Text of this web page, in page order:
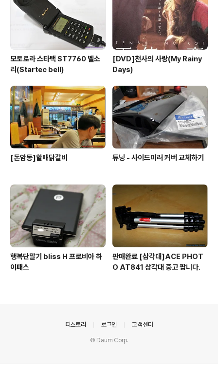
모토로라 스타택 ST7760 벨소
리(Startec bell)
[DVD]천사의 사랑(My Rainy
Days)
[돈암동]할매닭갈비 튜닝 - 사이드미러 커버 교체하기
행복단말기 bliss H 프로비아 하
이패스
판매완료 [삼각대]ACE PHOT
O AT841 삼각대 중고 팝니다.
티스토리 로그인 고객센터
© Daum Corp.